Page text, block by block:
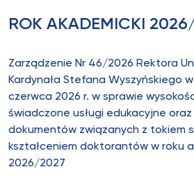
ROK AKADEMICKI
Zarządzenie Nr 46/2026 Rektora
Kardynała Stefana Wyszyńskiego
czerwca 2026 r. w sprawie
świadczone usługi edukacyjne
dokumentów związanych z tokiem
kształceniem doktorantów w roku
2026/2027